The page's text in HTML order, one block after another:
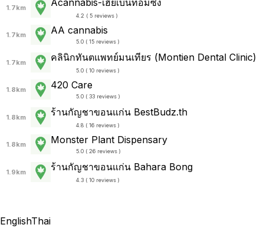
1.7km Acannabis-เฮียเบ้นท่อมซิ่ง
4.2 ( 5 reviews )
1.7km AA cannabis
5.0 ( 15 reviews )
1.7km คลินิกทันตแพทย์มนเทียร (Montien Dental Clinic)
5.0 ( 10 reviews )
1.8km 420 Care
5.0 ( 33 reviews )
1.8km ร้านกัญชาขอนแก่น BestBudz.th
4.8 ( 16 reviews )
1.8km Monster Plant Dispensary
5.0 ( 26 reviews )
1.9km ร้านกัญชาขอนแก่น Bahara Bong
4.3 ( 10 reviews )
EnglishThai